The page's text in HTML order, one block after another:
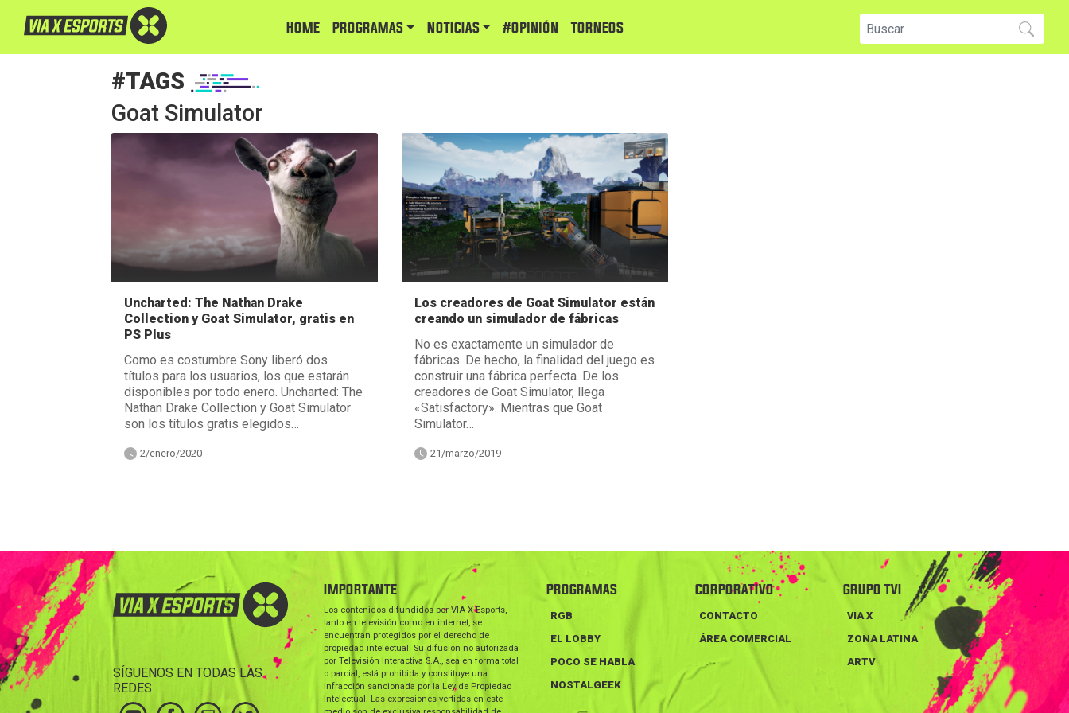
HOME PROGRAMAS NOTICIAS #Opinión TORNEOS
#TAGS
Goat Simulator
Uncharted: The Nathan Drake
Collection y Goat Simulator, gratis en
PS Plus
Como es costumbre Sony liberó dos
títulos para los usuarios, los que estarán
disponibles por todo enero. Uncharted: The
Nathan Drake Collection y Goat Simulator
son los títulos gratis elegidos…
2/enero/2020
Los creadores de Goat Simulator están
creando un simulador de fábricas
No es exactamente un simulador de
fábricas. De hecho, la finalidad del juego es
construir una fábrica perfecta. De los
creadores de Goat Simulator, llega
«Satisfactory». Mientras que Goat
Simulator…
21/marzo/2019
SÍGUENOS EN TODAS LAS
REDES
IMPORTANTE
Los contenidos difundidos por VIA X Esports,
tanto en televisión como en internet, se
encuentran protegidos por el derecho de
propiedad intelectual. Su difusión no autorizada
por Televisión Interactiva S.A., sea en forma total
o parcial, está prohibida y constituye una
infracción sancionada por la Ley de Propiedad
Intelectual. Las expresiones vertidas en este
PROGRAMAS
RGB
EL LOBBY
POCO SE HABLA
NOSTALGEEK
CORPORATIVO
CONTACTO
ÁREA COMERCIAL
GRUPO TVI
VIA X
ZONA LATINA
ARTV